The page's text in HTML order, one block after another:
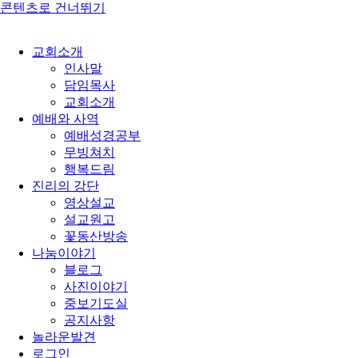
콘텐츠로 건너뛰기
교회소개
인사말
담임목사
교회소개
예배와 사역
예배성경공부
무빙쳐치
행복드림
진리의 강단
영상설교
설교원고
꽃동산방송
나눔이야기
블로그
사진이야기
중보기도실
공지사항
놀라운발견
로그인